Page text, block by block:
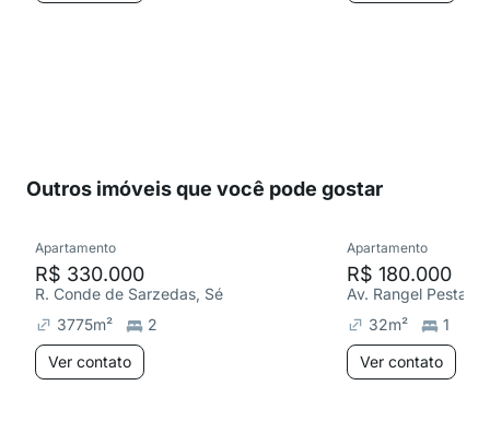
Outros imóveis que você pode gostar
Apartamento
R$ 330.000
R. Conde de Sarzedas, Sé
3775m²
2
Ver contato
Apartamento
R$ 180.000
Av. Rangel
32m²
1
Ver contato